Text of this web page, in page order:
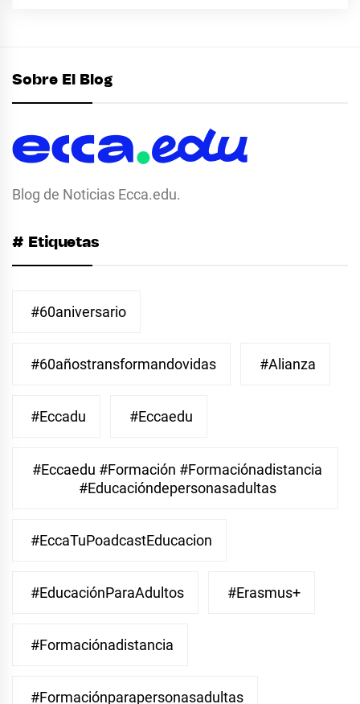
Sobre El Blog
Blog de Noticias Ecca.edu.
# Etiquetas
#60aniversario
#60añostransformandovidas #Alianza
#eccadu #eccaedu
#eccaedu #formación #formaciónadistancia
#educacióndepersonasadultas
#EccaTuPoadcastEducacion
#EducaciónParaAdultos #Erasmus+
#Formaciónadistancia
#Formaciónparapersonasadultas